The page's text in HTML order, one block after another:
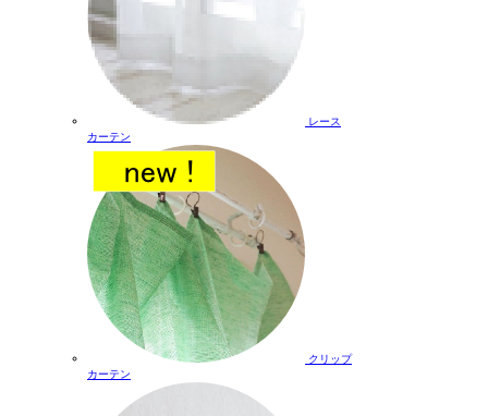
レース
カーテン
クリップ
カーテン